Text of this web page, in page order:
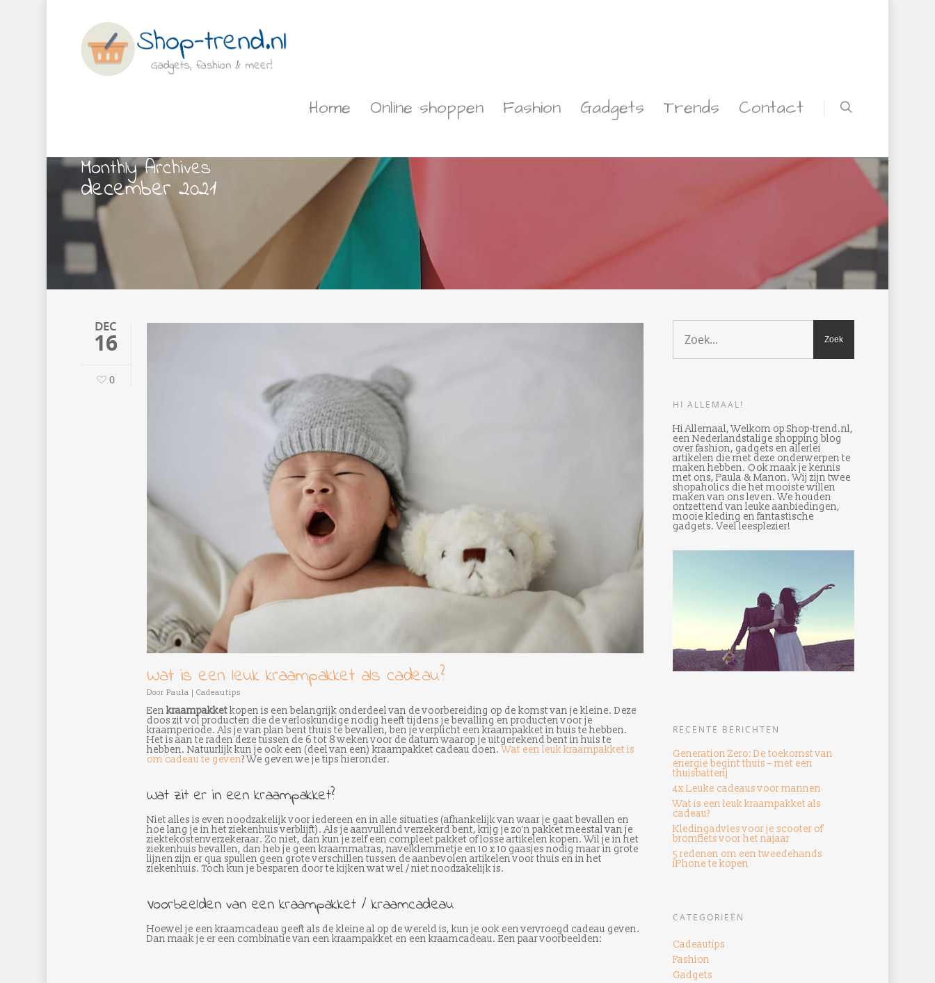
Home Online shoppen Fashion Gadgets Trends Contact
Monthly Archives
december 2021
DEC
16
0
Wat is een leuk kraampakket als cadeau?
Door Paula Cadeautips
Een kraampakketkopen is een belangrijk onderdeel van de voorbereiding op de komst van je kleine. Deze
doos zit vol producten die de verloskundige nodig heeft tijdens je bevalling en producten voor je
kraamperiode. Als je van plan bent thuis te bevallen, ben je verplicht een kraampakket in huis te hebben.
Het is aan te raden deze tussen de 6 tot 8 weken voor de datum waarop je uitgerekend bent in huis te
hebben. Natuurlijk kun je ook een (deel van een) kraampakket cadeau doen.Wat een leuk kraampakket is
om cadeau te geven? We geven we je tips hieronder.
Wat zit er in een kraampakket?
Niet alles is even noodzakelijk voor iedereen en in alle situaties (afhankelijk van waar je gaat bevallen en
hoe lang je in het ziekenhuis verblijft). Als je aanvullend verzekerd bent, krijg je zo’n pakket meestal van je
ziektekostenverzekeraar. Zo niet, dan kun je zelf een compleet pakket of losse artikelen kopen. Wil je in het
ziekenhuis bevallen, dan heb je geen kraammatras, navelklemmetje en 10 x 10 gaasjes nodig maar in grote
lijnen zijn er qua spullen geen grote verschillen tussen de aanbevolen artikelen voor thuis en in het
ziekenhuis. Toch kun je besparen door te kijken wat wel / niet noodzakelijk is.
Voorbeelden van een kraampakket / kraamcadeau
Hoewel je een kraamcadeau geeft als de kleine al op de wereld is, kun je ook een vervroegd cadeau geven.
Dan maak je er een combinatie van een kraampakket en een kraamcadeau. Een paar voorbeelden:
HI ALLEMAAL!
Hi Allemaal, Welkom op Shop-trend.nl,
een Nederlandstalige shopping blog
over fashion, gadgets en allerlei
artikelen die met deze onderwerpen te
maken hebben. Ook maak je kennis
met ons, Paula & Manon. Wij zijn twee
shopaholics die het mooiste willen
maken van ons leven. We houden
ontzettend van leuke aanbiedingen,
mooie kleding en fantastische
gadgets. Veel leesplezier!
RECENTE BERICHTEN
Generation Zero: De toekomst van
energie begint thuis – met een
thuisbatterij
4x Leuke cadeaus voor mannen
Wat is een leuk kraampakket als
cadeau?
Kledingadvies voor je scooter of
bromfiets voor het najaar
5 redenen om een ​​tweedehands
iPhone te kopen
CATEGORIEËN
Cadeautips
Fashion
Gadgets